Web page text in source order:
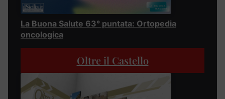
La Buona Salute 63° puntata: Ortopedia
oncologica
Oltre il Castello